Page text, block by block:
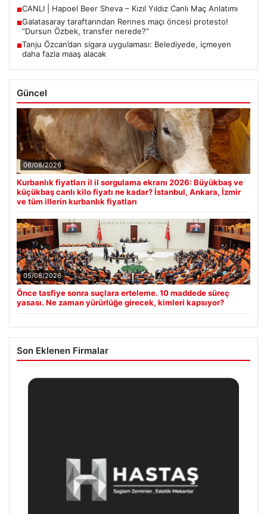
■CANLI | Hapoel Beer Sheva – Kızıl Yıldız Canlı Maç Anlatımı
■Galatasaray taraftarından Rennes maçı öncesi protesto!
“Dursun Özbek, transfer nerede?”
■Tanju Özcan’dan sigara uygulaması: Belediyede, içmeyen
daha fazla maaş alacak
Güncel
06/08/2026
Kurbanlık fiyatları il il sorgulama ekranı 2026: Büyükbaş ve
küçükbaş canlı kilo fiyatı ne kadar? İstanbul, Ankara, İzmir
ve tüm illerin kurbanlık fiyatları
05/08/2026
Önce tasfiye sonra suçlara erteleme. 10 maddede süreç
yasası. Ne zaman yürürlüğe girecek, kimleri kapsıyor?
Son Eklenen Firmalar